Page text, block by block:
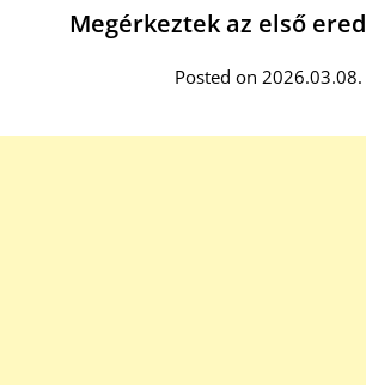
Megérkeztek az első
Posted on 2026.03.08.